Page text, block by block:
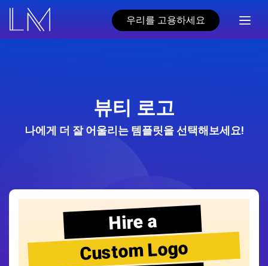
우리를 고용하세요
뷰티 로고
나에게 더 잘 어울리는 템플릿을 선택해보세요!
Hire a
Custom Logo